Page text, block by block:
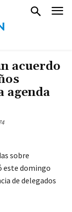
acuerdo
agenda
sobre
este domingo
de delegados